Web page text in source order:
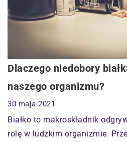
Dlaczego niedobory
naszego organizmu?
30 maja 2021
Białko to makroskładnik
rolę w ludzkim organizmie.